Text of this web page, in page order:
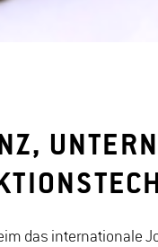
das internationale